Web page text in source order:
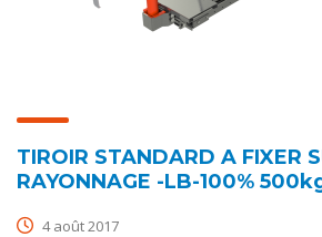
TIROIR STANDARD A FIXER
RAYONNAGE -LB-100%
4 août 2017